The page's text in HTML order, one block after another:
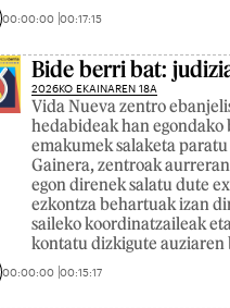
00:00:00 00:17:15
Bide berri bat:
2026KO EKAINAREN 18A
Vida Nueva zentro
hedabideak han egondako
emakumek salaketa
Gainera, zentroak
egon direnek salatu dute
ezkontza behartuak izan
saileko koordinatzaileak
kontatu dizkigute auziaren
00:00:00 00:15:17